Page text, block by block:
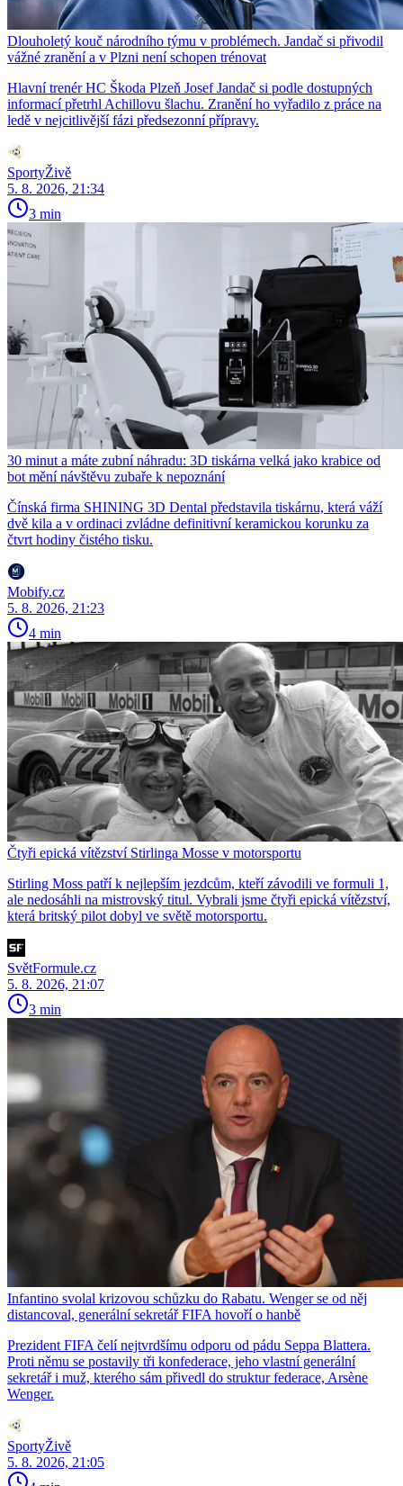
Dlouholetý kouč národního týmu v problémech. Jandač si přivodil
vážné zranění a v Plzni není schopen trénovat
Hlavní trenér HC Škoda Plzeň Josef Jandač si podle dostupných
informací přetrhl Achillovu šlachu. Zranění ho vyřadilo z práce na
ledě v nejcitlivější fázi předsezonní přípravy.
SportyŽivě
5. 8. 2026, 21:34
3 min
30 minut a máte zubní náhradu: 3D tiskárna velká jako krabice od
bot mění návštěvu zubaře k nepoznání
Čínská firma SHINING 3D Dental představila tiskárnu, která váží
dvě kila a v ordinaci zvládne definitivní keramickou korunku za
čtvrt hodiny čistého tisku.
Mobify.cz
5. 8. 2026, 21:23
4 min
Čtyři epická vítězství Stirlinga Mosse v motorsportu
Stirling Moss patří k nejlepším jezdcům, kteří závodili ve formuli 1,
ale nedosáhli na mistrovský titul. Vybrali jsme čtyři epická vítězství,
která britský pilot dobyl ve světě motorsportu.
SvětFormule.cz
5. 8. 2026, 21:07
3 min
Infantino svolal krizovou schůzku do Rabatu. Wenger se od něj
distancoval, generální sekretář FIFA hovoří o hanbě
Prezident FIFA čelí nejtvrdšímu odporu od pádu Seppa Blattera.
Proti němu se postavily tři konfederace, jeho vlastní generální
sekretář i muž, kterého sám přivedl do struktur federace, Arsène
Wenger.
SportyŽivě
5. 8. 2026, 21:05